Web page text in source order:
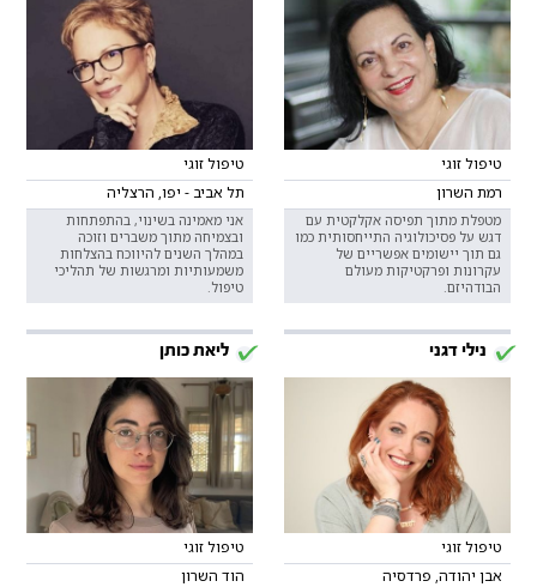
טיפול זוגי
רמת השרון
מטפלת מתוך תפיסה אקלקטית עם
דגש על פסיכולוגיה התייחסותית כמו
גם תוך יישומים אפשריים של
עקרונות ופרקטיקות מעולם
הבודהיזם.
טיפול זוגי
תל אביב - יפו, הרצליה
אני מאמינה בשינוי, בהתפתחות
ובצמיחה מתוך משברים וזוכה
במהלך השנים להיווכח בהצלחות
משמעותיות ומרגשות של תהליכי
טיפול.
נילי דגני
טיפול זוגי
אבן יהודה, פרדסיה
ליאת כותן
טיפול זוגי
הוד השרון